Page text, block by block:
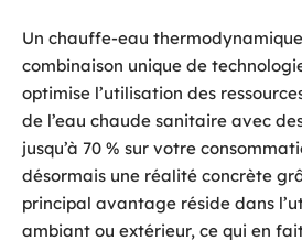
Un chauffe-eau
combinaison unique de
optimise l’utilisation des
de l’eau chaude sanitaire avec
jusqu’à 70 % sur votre
désormais une réalité concrète
principal avantage réside dans
ambiant ou extérieur, ce qui en